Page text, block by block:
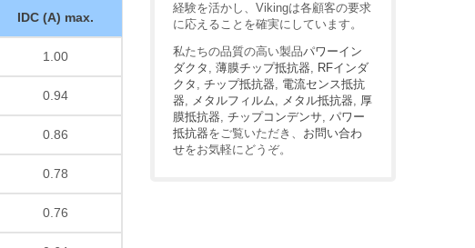
IDC (A) max.
1.00
0.94
0.86
0.78
0.76
経験を活かし、Vikingは各顧客の要求
に応えることを確実にしています。
私たちの品質の高い製品パワーイン
ダクタ , 薄膜チップ抵抗器, RFインダ
クタ , チップ抵抗器, 電流センス抵抗
器, メタルフィルム, メタル抵抗器, 厚
膜抵抗器, チップコンデンサ, パワー
抵抗器をご覧いただき、 お問い合わ
せをお気軽にどうぞ。